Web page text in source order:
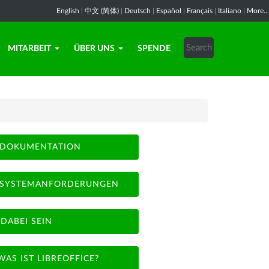
English 中文 (简体) Deutsch Español Français Italiano More...
MITARBEIT ÜBER UNS SPENDE
DOKUMENTATION
SYSTEMANFORDERUNGEN
DABEI SEIN
IST LIBREOFFICE?